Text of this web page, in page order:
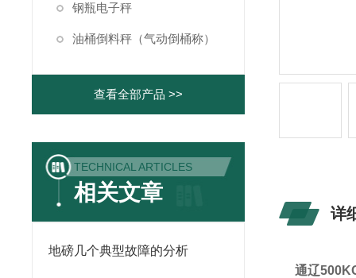
钢瓶电子秤
油桶倒料秤（气动倒桶称）
查看全部产品 >>
TECHNICAL ARTICLES
相关文章
地磅几个典型故障的分析
详
通辽